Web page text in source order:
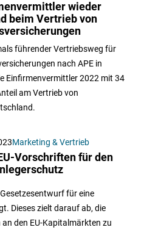
wieder
beim Vertrieb von
führender Vertriebsweg für
nach APE in
Einfirmenvermittler 2022 mit 34
am Vertrieb von
Marketing & Vertrieb
Vorschriften für den
für eine
Dieses zielt darauf ab, die
den EU-Kapitalmärkten zu